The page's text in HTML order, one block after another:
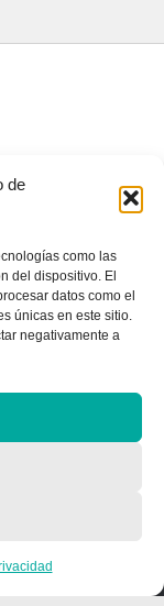
de
como las
del dispositivo. El
datos como el
únicas en este sitio.
negativamente a